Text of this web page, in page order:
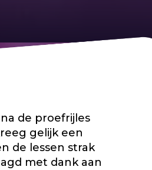
de proefrijles
gelijk een
de lessen strak
met dank aan